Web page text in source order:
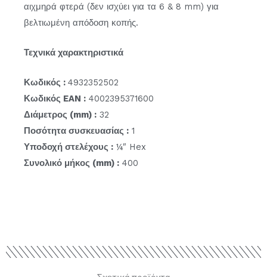
αιχμηρά φτερά (δεν ισχύει για τα 6 & 8 mm) για
βελτιωμένη απόδοση κοπής.
Τεχνικά χαρακτηριστικά
Κωδικός : 4932352502
Κωδικός EAN : 4002395371600
Διάμετρος (mm) : 32
Ποσότητα συσκευασίας : 1
Υποδοχή στελέχους : ¼″ Hex
Συνολικό μήκος (mm) : 400